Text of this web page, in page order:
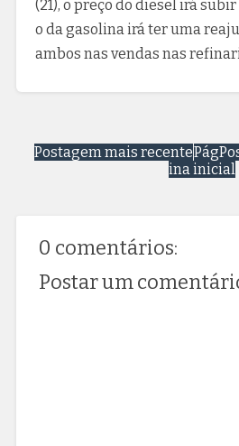
(21), o preço do diesel irá
o da gasolina irá ter uma
ambos nas vendas nas
Postagem mais recentePág
ina inicial
0 comentários:
Postar um